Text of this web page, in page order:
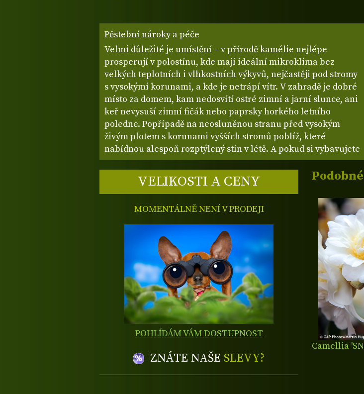
Pěstební nároky a péče
Velmi důležité je umístění – v přírodě kamélie nejlépe
prosperují v polostínu, kde mají ideální mikroklima bez
velkých teplotních i vlhkostních výkyvů, nejčastěji pod stromy
s vysokými korunami, a kde je netrápí vítr. V zahradě je dobré
místo za domem, kam nedosvítí ostré zimní a jarní slunce, ani
keř nevysuší zimní fičák nebo paprsky horkého letního
poledne. Popřípadě na neosluněnou stranu před vysokým
živým plotem s korunami vyšších stromů poblíž, které
nabídnou alespoň rozptýlený stín v létě. A pokud si vybavujete
VELIKOSTI A CENY
MOMENTÁLNĚ NENÍ V PRODEJI
POHLÍDÁM VÁM DOSTUPNOST
ZNÁTE NAŠE SLEVY?
Camellia